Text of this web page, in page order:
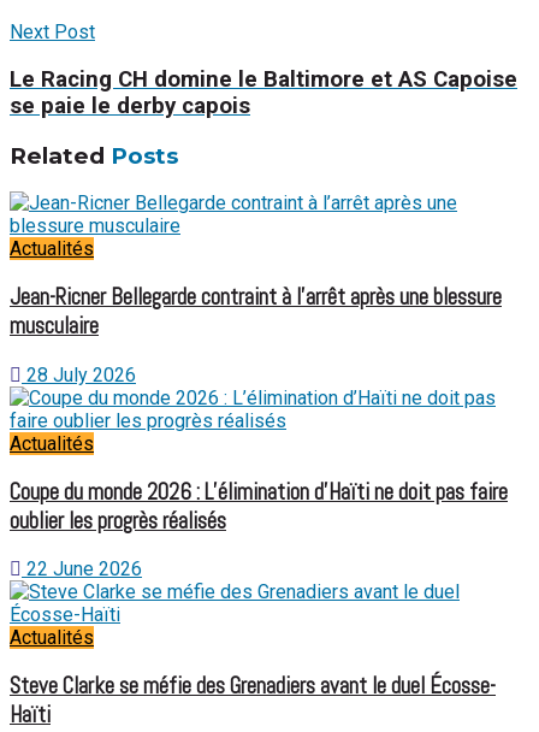
Next Post
Le Racing CH domine le Baltimore et AS Capoise
se paie le derby capois
Related Posts
Actualités
Jean-Ricner Bellegarde contraint à l’arrêt après une blessure
musculaire
28 July 2026
Actualités
Coupe du monde 2026 : L’élimination d’Haïti ne doit pas faire
oublier les progrès réalisés
22 June 2026
Actualités
Steve Clarke se méfie des Grenadiers avant le duel Écosse-
Haïti